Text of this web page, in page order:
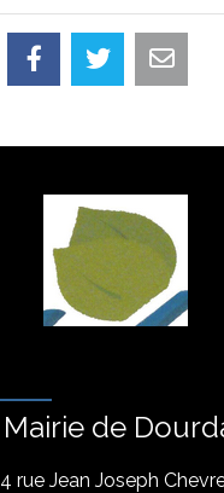
Mairie de
4 rue Jean Joseph